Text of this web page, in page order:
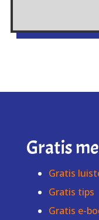
Gratis
Gratis
Gratis tips
Gratis e-